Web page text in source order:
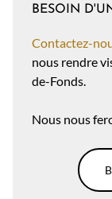
BESOIN
Contactez-
nous rendre
de-Fonds.
Nous nous